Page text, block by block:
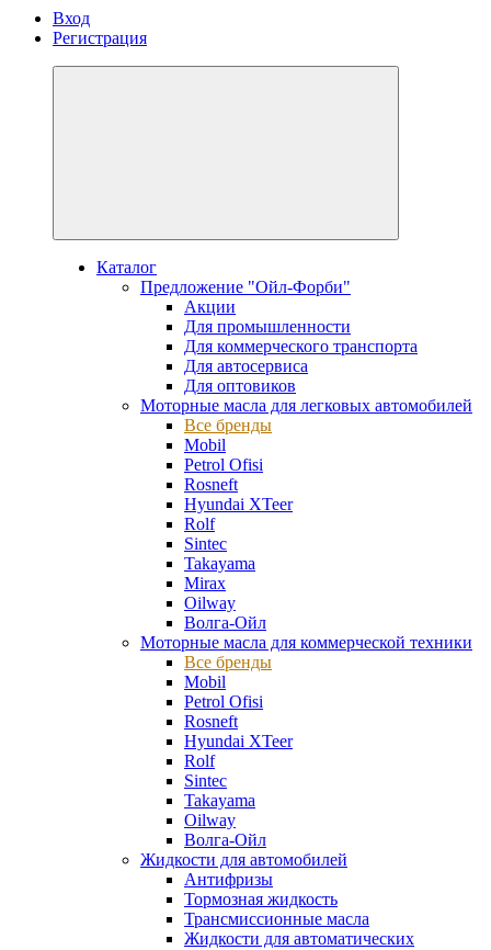
Вход
Регистрация
Каталог
Предложение "Ойл-Форби"
Акции
Для промышленности
Для коммерческого транспорта
Для автосервиса
Для оптовиков
Моторные масла для легковых автомобилей
Все бренды
Mobil
Petrol Ofisi
Rosneft
Hyundai XTeer
Rolf
Sintec
Takayama
Mirax
Oilway
Волга-Ойл
Моторные масла для коммерческой техники
Все бренды
Mobil
Petrol Ofisi
Rosneft
Hyundai XTeer
Rolf
Sintec
Takayama
Oilway
Волга-Ойл
Жидкости для автомобилей
Антифризы
Тормозная жидкость
Трансмиссионные масла
Жидкости для автоматических